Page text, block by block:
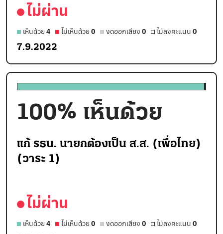
ไม่ผ่าน
เห็นด้วย 4 ไม่เห็นด้วย 0 งดออกเสียง 0 ไม่ลงคะแนน 0
7.9.2022
100% เห็นด้วย
แก้ รธน. นายกต้องเป็น ส.ส. (เพื่อไทย)
(วาระ 1)
ไม่ผ่าน
เห็นด้วย 4 ไม่เห็นด้วย 0 งดออกเสียง 0 ไม่ลงคะแนน 0